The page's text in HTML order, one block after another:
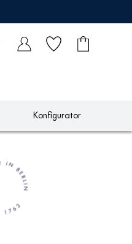
Wunschliste
Warenkorb
0
Konfigurator